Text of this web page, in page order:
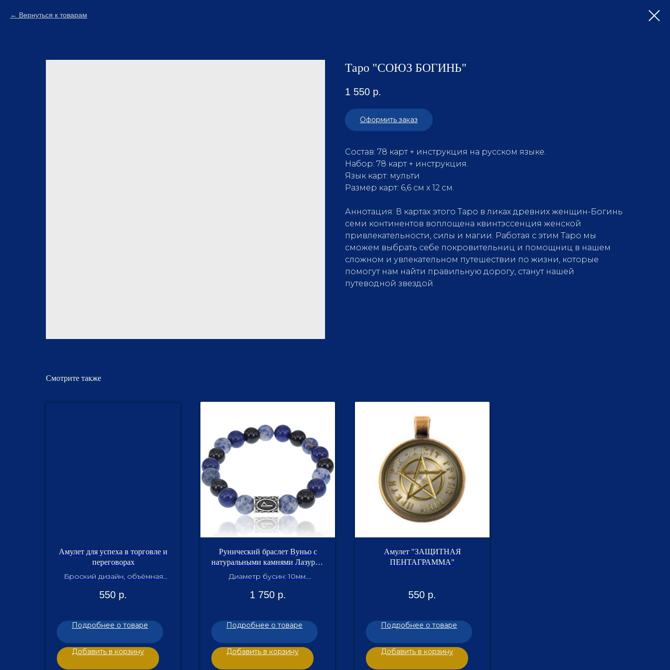
Вернуться к товарам
Таро "СОЮЗ БОГИНЬ"
1 550 р.
Оформить заказ
Состав: 78 карт + инструкция на русском языке.
Набор: 78 карт + инструкция.
Язык карт: мульти
Размер карт: 6,6 см x 12 см.
Аннотация: В картах этого Таро в ликах древних женщин-Богинь
семи континентов воплощена квинтэссенция женской
привлекательности, силы и магии. Работая с этим Таро мы
сможем выбрать себе покровительниц и помощниц в нашем
сложном и увлекательном путешествии по жизни, которые
помогут нам найти правильную дорогу, станут нашей
путеводной звездой.
Смотрите также
Амулет для успеха в торговле и
переговорах
Броский дизайн, объёмная
шнурок с застёжкой
550 р.
Подробнее о товаре
Добавить в корзину
Рунический браслет Вуньо с
натуральными камнями Лазурит,
Содалит и Чёрный агат.
Диаметр бусин: 10мм.
браслета: 5,5см.
1 750 р.
Подробнее о товаре
Добавить в корзину
Амулет "ЗАЩИТНАЯ
ПЕНТАГРАММА"
550 р.
Подробнее о товаре
Добавить в корзину